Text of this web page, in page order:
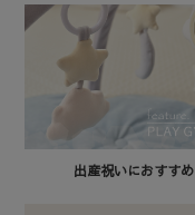
出産祝いにおすすめ